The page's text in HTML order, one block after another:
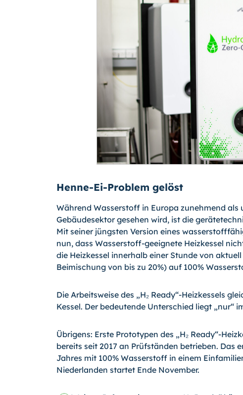
Henne-Ei-Problem gelöst
Während Wasserstoff in Europa zunehmend
Gebäudesektor gesehen wird, ist die
Mit seiner jüngsten Version eines
nun, dass Wasserstoff-geeignete Heizkessel
die Heizkessel innerhalb einer Stunde von
Beimischung von bis zu 20%) auf 100%
Die Arbeitsweise des „H₂ Ready“-Heizkessels
Kessel. Der bedeutende Unterschied liegt „nur“
Übrigens: Erste Prototypen des „H₂ Ready“-
bereits seit 2017 an Prüfständen betrieben. Das
Jahres mit 100% Wasserstoff in einem
Niederlanden startet Ende November.